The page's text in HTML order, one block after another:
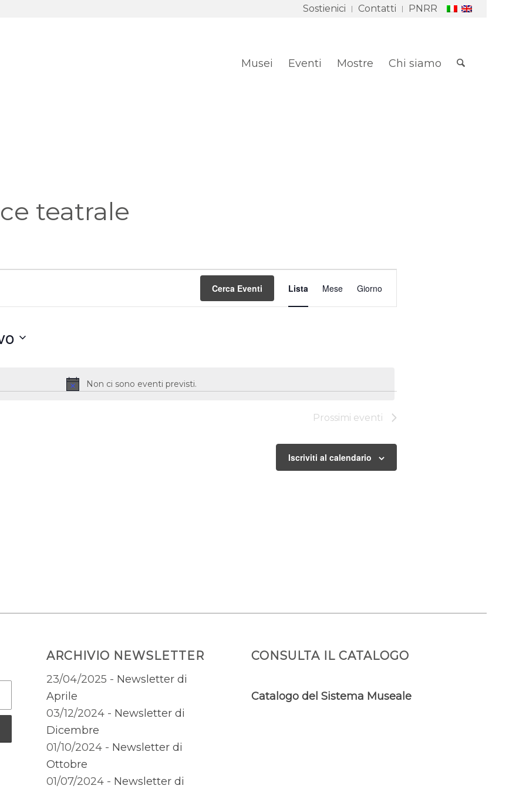
Sostienici Contatti PNRR
Musei Eventi Mostre Chi siamo
teatrale
Notice
Non ci sono eventi previsti.
Cerca Eventi
Viste
Lista Mese Giorno
Prossimi eventi
Iscriviti al calendario
ARCHIVIO NEWSLETTER
23/04/2025 - Newsletter di
Aprile
03/12/2024 - Newsletter di
Dicembre
01/10/2024 - Newsletter di
Ottobre
01/07/2024 - Newsletter di
CONSULTA IL CATALOGO
Catalogo del Sistema Museale